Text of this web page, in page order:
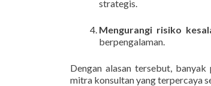
strategis.
Mengurangi risiko
berpengalaman.
Dengan alasan tersebut,
mitra konsultan yang terpercaya